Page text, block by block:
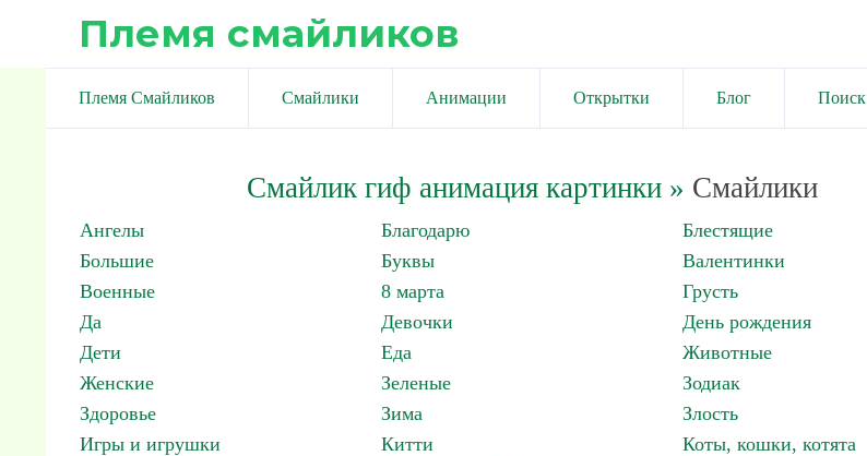
Племя смайликов
Племя Смайликов Смайлики Анимации Открытки Блог Поиск
Смайлик гиф анимация картинки» Смайлики
Ангелы Благодарю
Блестящие
Большие
Буквы
Валентинки
Военные
8 марта
Грусть
Да
Девочки
День рождения
Дети
Еда
Животные
Женские
Зеленые
Зодиак
Здоровье
Зима
Злость
Игры и игрушки
Китти
Коты, кошки, котята